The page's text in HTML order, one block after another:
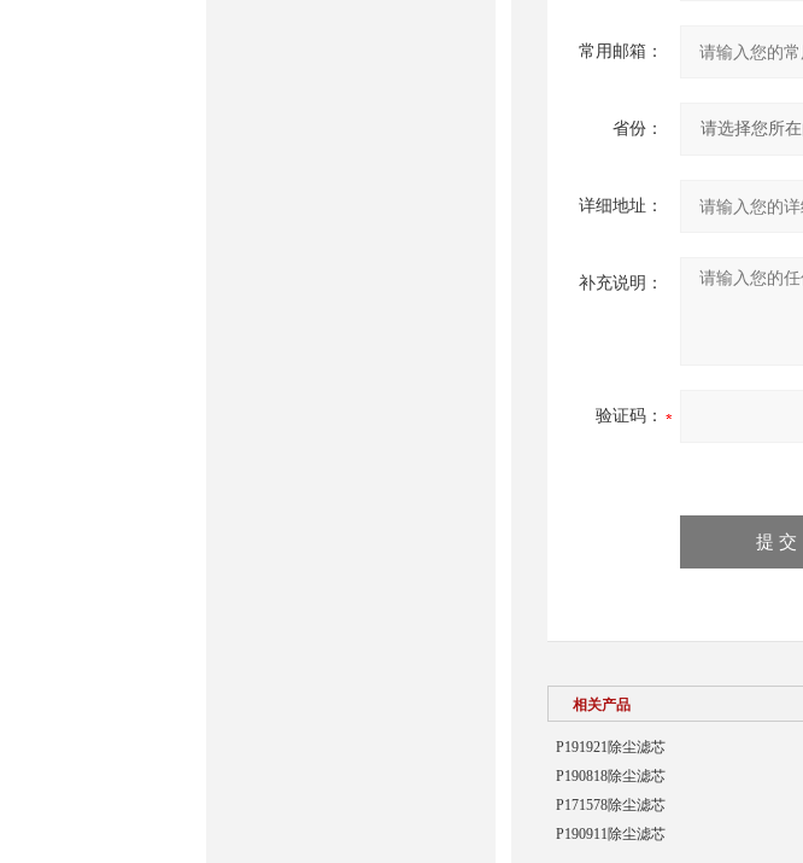
常用邮箱：
省份：
详细地址：
补充说明：
验证码：
相关产品
P191921除尘滤芯
P190818除尘滤芯
P171578除尘滤芯
P190911除尘滤芯